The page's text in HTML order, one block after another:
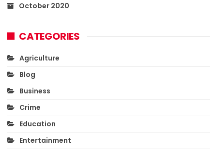
October 2020
CATEGORIES
Agriculture
Blog
Business
Crime
Education
Entertainment